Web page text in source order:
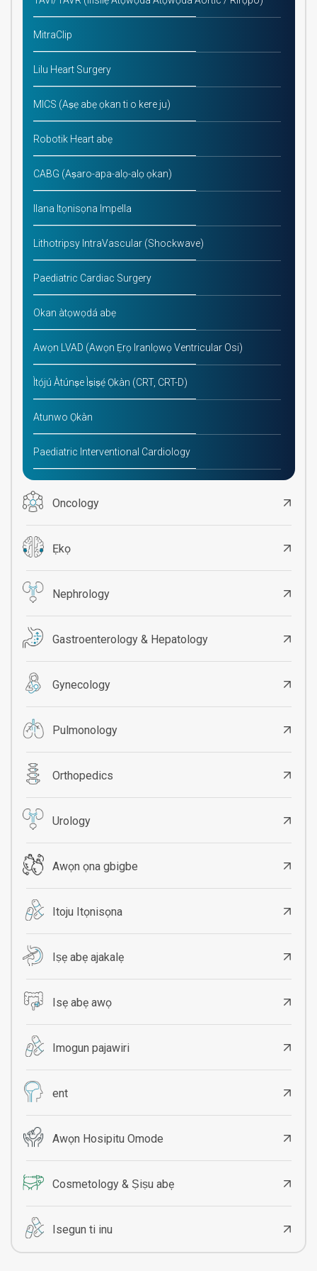
MitraClip
Lilu Heart Surgery
MICS (Aṣẹ abẹ ọkan ti o kere ju)
Robotik Heart abẹ
CABG (Aṣaro-apa-alọ-alọ ọkan)
Ilana Itọnisọna Impella
Lithotripsy IntraVascular (Shockwave)
Paediatric Cardiac Surgery
Okan àtọwọdá abẹ
Awọn LVAD (Awọn Ẹrọ Iranlọwọ Ventricular Osi)
Ìtọ́jú Àtúnṣe Ìṣiṣẹ́ Ọkàn (CRT, CRT-D)
Atunwo Ọkàn
Paediatric Interventional Cardiology
Oncology
Ẹkọ
Nephrology
Gastroenterology & Hepatology
Gynecology
Pulmonology
Orthopedics
Urology
Awọn ọna gbigbe
Itoju Itọnisọna
Iṣẹ abẹ ajakalẹ
Isẹ abẹ awọ
Imogun pajawiri
ent
Awọn Hosipitu Omode
Cosmetology & Ṣiṣu abẹ
Isegun ti inu